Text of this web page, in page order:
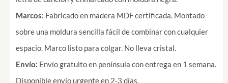
Marcos: Fabricado en madera MDF certificada. Montado
sobre una moldura sencilla fácil de combinar con cualquier
espacio. Marco listo para colgar. No lleva cristal.
Envío: Envío gratuito en península con entrega en 1 semana.
Disponible envío urgente en 2-3 días.